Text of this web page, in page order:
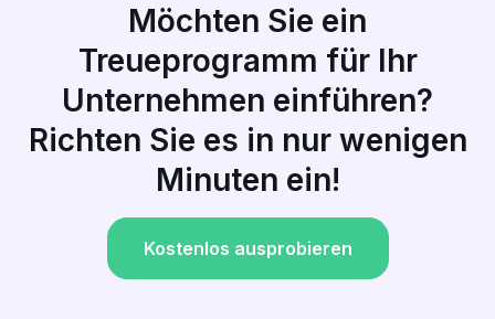
Möchten Sie ein
Treueprogramm für Ihr
Unternehmen einführen?
Richten Sie es in nur wenigen
Minuten ein!
Kostenlos ausprobieren